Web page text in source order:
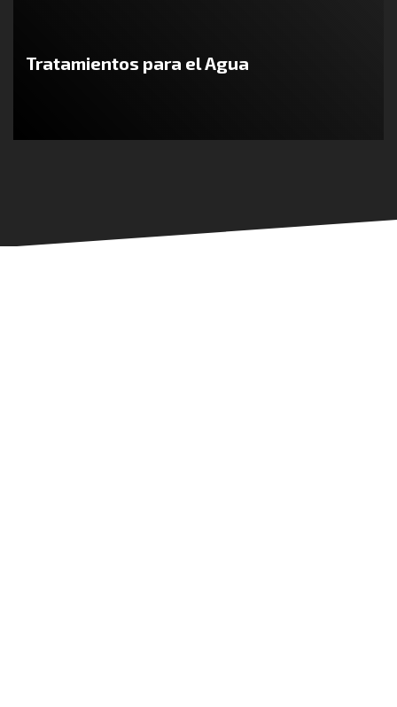
Tratamientos para el Agua